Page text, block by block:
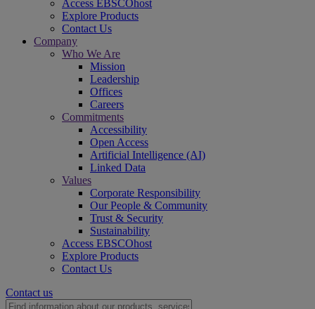
Access EBSCOhost
Explore Products
Contact Us
Company
Who We Are
Mission
Leadership
Offices
Careers
Commitments
Accessibility
Open Access
Artificial Intelligence (AI)
Linked Data
Values
Corporate Responsibility
Our People & Community
Trust & Security
Sustainability
Access EBSCOhost
Explore Products
Contact Us
Contact us